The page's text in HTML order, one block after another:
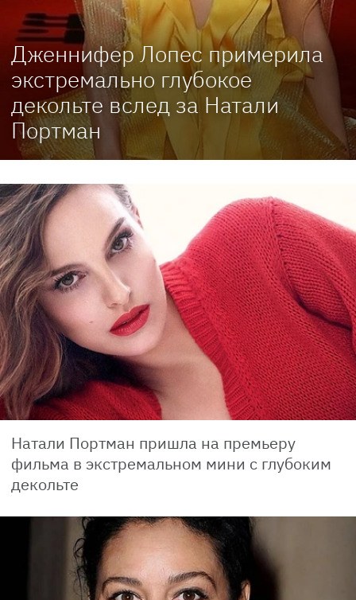
Дженнифер Лопес примерила
экстремально глубокое
декольте вслед за Натали
Портман
Натали Портман пришла на премьеру
фильма в экстремальном мини с глубоким
декольте